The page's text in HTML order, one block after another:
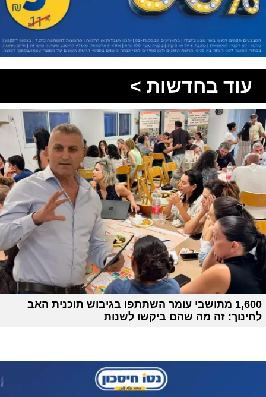
עוד בחדשות >
1,600 מתושבי עומר השתתפו בגיבוש תוכנית האב
לחינוך: זה מה שהם ביקשו לשנות